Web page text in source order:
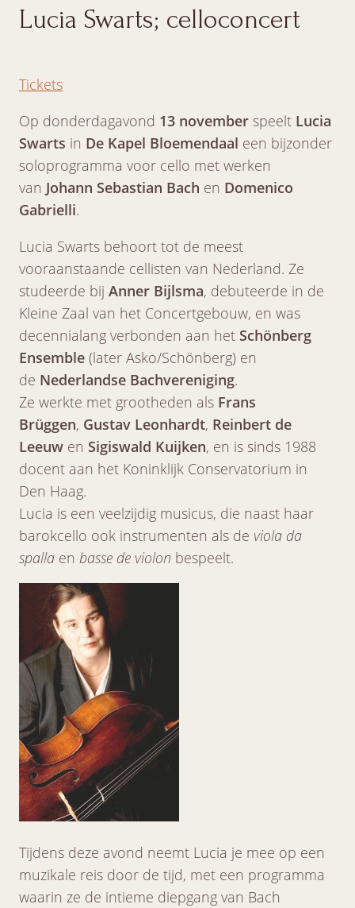
Lucia Swarts; celloconcert
Tickets
Op donderdagavond 13 november speelt Lucia
Swarts in De Kapel Bloemendaal een bijzonder
soloprogramma voor cello met werken
van Johann Sebastian Bach en Domenico
Gabrielli.
Lucia Swarts behoort tot de meest
vooraanstaande cellisten van Nederland. Ze
studeerde bij Anner Bijlsma, debuteerde in de
Kleine Zaal van het Concertgebouw, en was
decennialang verbonden aan het Schönberg
Ensemble (later Asko/Schönberg) en
de Nederlandse Bachvereniging.
Ze werkte met grootheden als Frans
Brüggen, Gustav Leonhardt, Reinbert de
Leeuw en Sigiswald Kuijken, en is sinds 1988
docent aan het Koninklijk Conservatorium in
Den Haag.
Lucia is een veelzijdig musicus, die naast haar
barokcello ook instrumenten als de viola da
spalla en basse de violon bespeelt.
Tijdens deze avond neemt Lucia je mee op een
muzikale reis door de tijd, met een programma
waarin ze de intieme diepgang van Bach